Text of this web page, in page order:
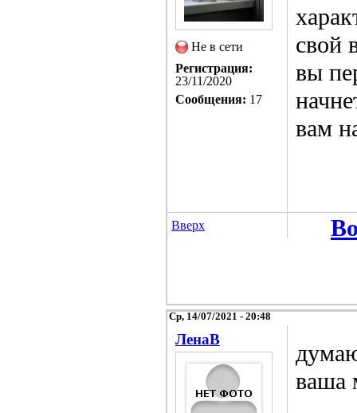
Не в сети
Регистрация:
23/11/2020
Сообщения: 17
свой
вы
вам
Вверх
Ср, 14/07/2021 - 20:48
ЛенаВ
ваша